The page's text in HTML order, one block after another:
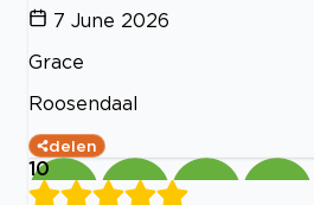
7 June 2026
Grace
Roosendaal
delen
10